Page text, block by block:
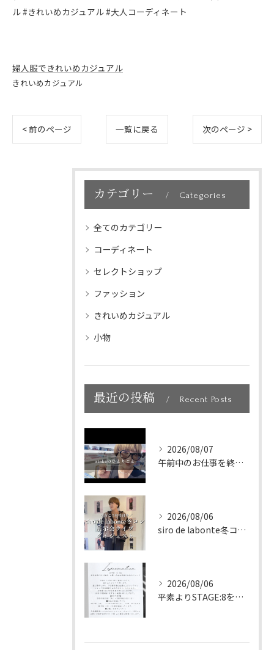
ル #きれいめカジュアル #大人コーディネート
婦人服できれいめカジュアル
きれいめカジュアル
< 前のページ 一覧に戻る 次のページ >
カテゴリー Categories
全てのカテゴリー
コーディネート
セレクトショップ
ファッション
きれいめカジュアル
小物
最近の投稿 Recent Posts
2026/08/07
午前中のお仕事を終えて、新大久保へランチに🇰🇷🤍
2026/08/06
siro de labonte冬コレクション展示会ライブダイ...
2026/08/06
平素よりSTAGE:8をご利用いただき、誠にありがとうござい...